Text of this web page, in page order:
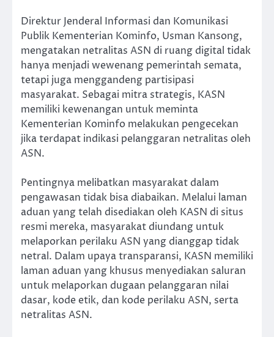
Direktur Jenderal Informasi dan Komunikasi
Publik Kementerian Kominfo, Usman Kansong,
mengatakan netralitas ASN di ruang digital tidak
hanya menjadi wewenang pemerintah semata,
tetapi juga menggandeng partisipasi
masyarakat. Sebagai mitra strategis, KASN
memiliki kewenangan untuk meminta
Kementerian Kominfo melakukan pengecekan
jika terdapat indikasi pelanggaran netralitas oleh
ASN.
Pentingnya melibatkan masyarakat dalam
pengawasan tidak bisa diabaikan. Melalui laman
aduan yang telah disediakan oleh KASN di situs
resmi mereka, masyarakat diundang untuk
melaporkan perilaku ASN yang dianggap tidak
netral. Dalam upaya transparansi, KASN memiliki
laman aduan yang khusus menyediakan saluran
untuk melaporkan dugaan pelanggaran nilai
dasar, kode etik, dan kode perilaku ASN, serta
netralitas ASN.